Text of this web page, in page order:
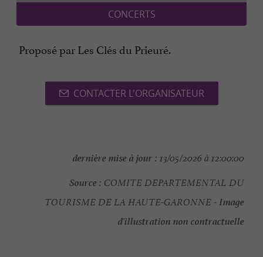
CONCERTS
Proposé par Les Clés du Prieuré.
CONTACTER L'ORGANISATEUR
dernière mise à jour : 13/05/2026 à 12:00:00
Source : COMITE DEPARTEMENTAL DU
TOURISME DE LA HAUTE-GARONNE -Image
d'illustration non contractuelle